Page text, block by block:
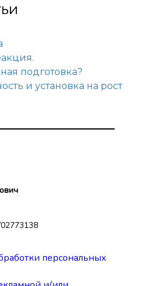
подготовка?
и установка на рост
персональных